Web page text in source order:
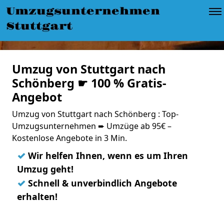
Umzugsunternehmen
Stuttgart
Umzug von Stuttgart nach
Schönberg ☛ 100 % Gratis-
Angebot
Umzug von Stuttgart nach Schönberg : Top-
Umzugsunternehmen ➨ Umzüge ab 95€ –
Kostenlose Angebote in 3 Min.
✓ Wir helfen Ihnen, wenn es um Ihren
Umzug geht!
✓ Schnell & unverbindlich Angebote
erhalten!